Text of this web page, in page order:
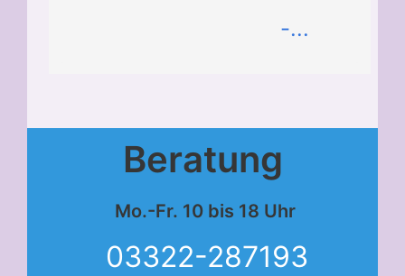
-...
Beratung
Mo.-Fr. 10 bis 18 Uhr
03322-287193